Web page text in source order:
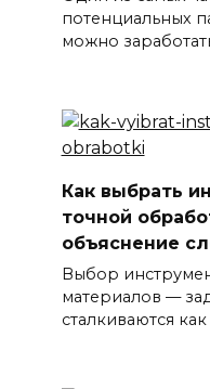
потенциальных
можно
Как выбрать
точной
объяснение
Выбор
материалов —
сталкиваются